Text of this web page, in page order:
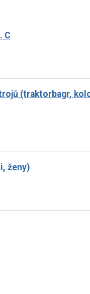
C
(traktorbagr,
ženy)